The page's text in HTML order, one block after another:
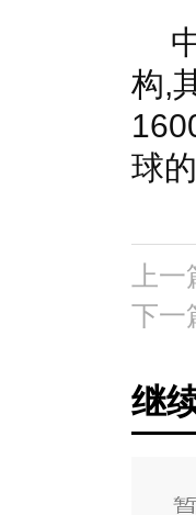
构,
球
上一
下一
继